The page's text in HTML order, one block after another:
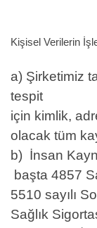
Kişisel Verilerin
a) Şirketimiz
tespit
için kimlik,
olacak tüm
b) İnsan
başta 4857
5510 sayılı
Sağlık